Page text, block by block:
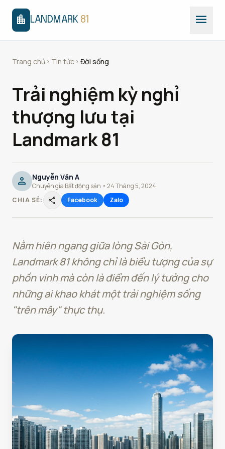
location_city LANDMARK 81 menu
Trang chủ chevron_right Tin tức chevron_right Đời sống
Trải nghiệm kỳ nghỉ
thượng lưu tại
Landmark 81
person Nguyễn Văn A
Chuyên gia Bất động sản • 24 Tháng 5, 2024
CHIA SẺ:
share Facebook Zalo
Nằm hiên ngang giữa lòng Sài Gòn,
Landmark 81 không chỉ là biểu tượng của sự
phồn vinh mà còn là điểm đến lý tưởng cho
những ai khao khát một trải nghiệm sống
"trên mây" thực thụ.